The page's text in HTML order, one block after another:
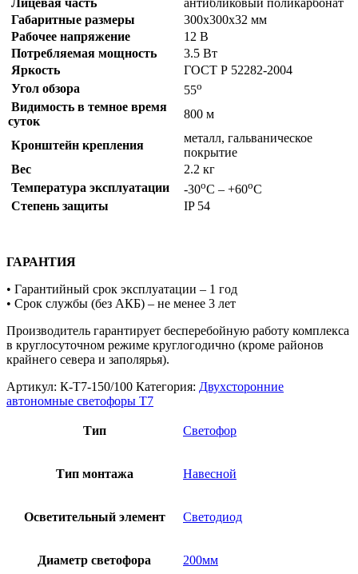
Лицевая часть
антибликовый поликарбонат
Габаритные размеры
300х300х32 мм
Рабочее напряжение
12 В
Потребляемая мощность
3.5 Вт
Яркость
ГОСТ Р 52282-2004
Угол обзора
55о
Видимость в темное время
суток
800 м
Кронштейн крепления
металл, гальваническое
покрытие
Вес
2.2 кг
Температура эксплуатации
-30оС – +60оС
Степень защиты
IP 54
ГАРАНТИЯ
• Гарантийный срок эксплуатации – 1 год
• Срок службы (без АКБ) – не менее 3 лет
Производитель гарантирует бесперебойную работу комплекса
в круглосуточном режиме круглогодично (кроме районов
крайнего севера и заполярья).
Артикул: К-Т7-150/100 Категория: Двухсторонние
автономные светофоры Т7
Тип Светофор
Тип монтажа Навесной
Осветительный элемент Светодиод
Диаметр светофора 200мм